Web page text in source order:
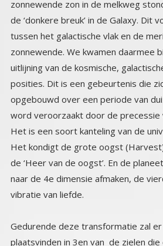
vibratie van liefde.
Gedurende deze transformatie zal
plaatsvinden in 3en van de zielen die
Degenen met een hoofdzakelijk negatieve
ons (de Lucifer zielengroep) vergezellen
met de negatieve of egoïstische
creëren een nieuwe 4e dimensie aarde,
negatieve zelfzuchtige polariteit. Wij
eigen aandeel in het negatieve karma
veroorzaakt over de hele aarde
brengen. Wanneer we dat hebben
bevrijd en kunnen we opnieuw onze
‘zesde dimensie leiders en leraren van